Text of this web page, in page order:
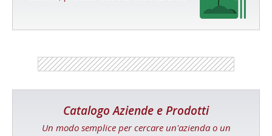
Catalogo Aziende e Prodotti
Un modo semplice per cercare un'azienda o un